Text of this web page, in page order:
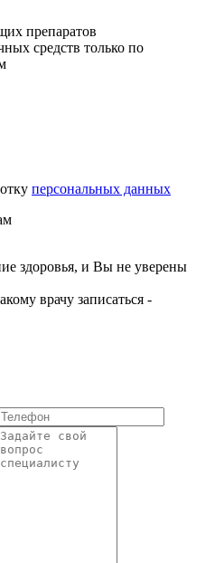
препаратов
средств только по
персональных данных
здоровья, и Вы не уверены
врачу записаться -